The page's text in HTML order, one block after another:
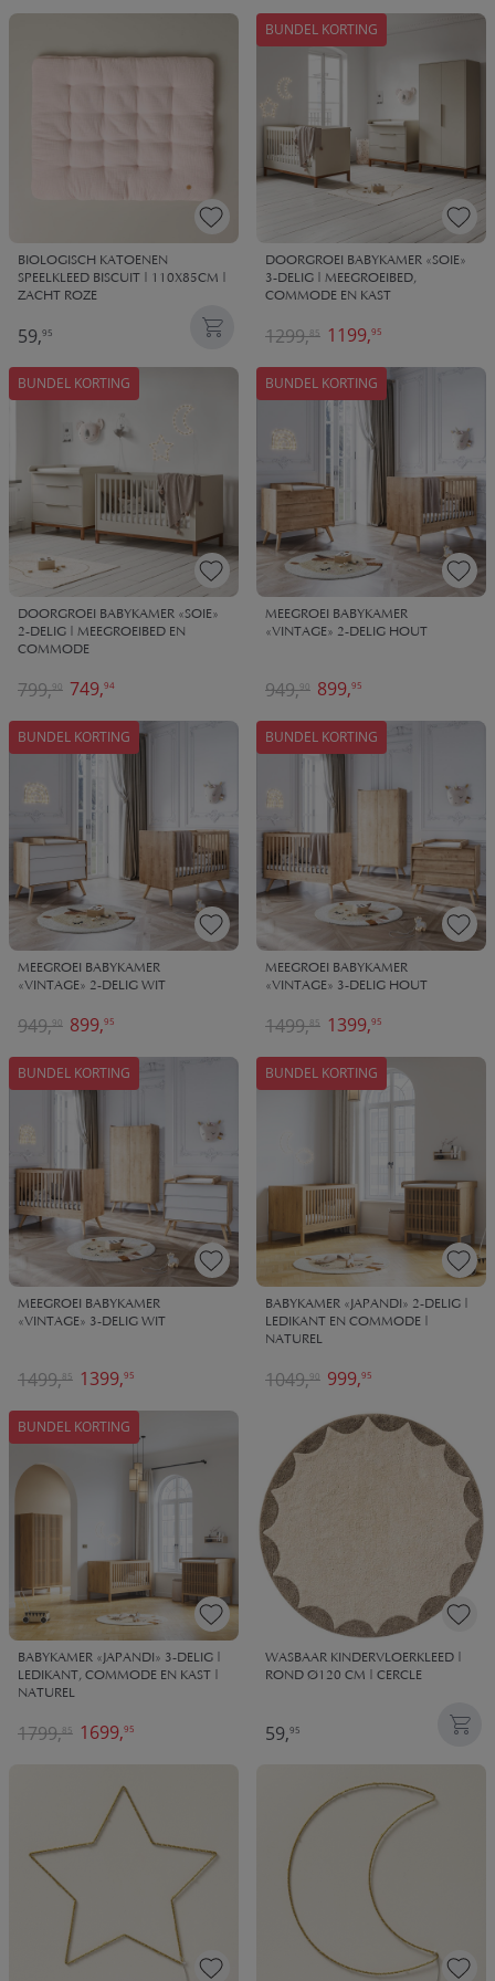
BIOLOGISCH KATOENEN
SPEELKLEED BISCUIT | 110X85CM |
ZACHT ROZE
59,95
BUNDEL KORTING
DOORGROEI BABYKAMER «SOIE»
3-DELIG | MEEGROEIBED,
COMMODE EN KAST
1199,95
1299,85
BUNDEL KORTING
DOORGROEI BABYKAMER «SOIE»
2-DELIG | MEEGROEIBED EN
COMMODE
749,94
799,90
BUNDEL KORTING
MEEGROEI BABYKAMER
«VINTAGE» 2-DELIG HOUT
899,95
949,90
BUNDEL KORTING
MEEGROEI BABYKAMER
«VINTAGE» 2-DELIG WIT
899,95
949,90
BUNDEL KORTING
MEEGROEI BABYKAMER
«VINTAGE» 3-DELIG HOUT
1399,95
1499,85
BUNDEL KORTING
MEEGROEI BABYKAMER
«VINTAGE» 3-DELIG WIT
1399,95
1499,85
BUNDEL KORTING
BABYKAMER «JAPANDI» 2-DELIG |
LEDIKANT EN COMMODE |
NATUREL
999,95
1049,90
BUNDEL KORTING
BABYKAMER «JAPANDI» 3-DELIG |
LEDIKANT, COMMODE EN KAST |
NATUREL
1699,95
1799,85
WASBAAR KINDERVLOERKLEED |
ROND Ø120 CM | CERCLE
59,95